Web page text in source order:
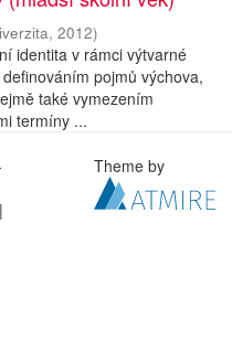
, 2012)
identita v rámci výtvarné
pojmů výchova,
také vymezením
termíny ...
|
Theme by